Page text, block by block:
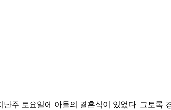
주 토요일에 아들의 결혼식이 있었다. 그토